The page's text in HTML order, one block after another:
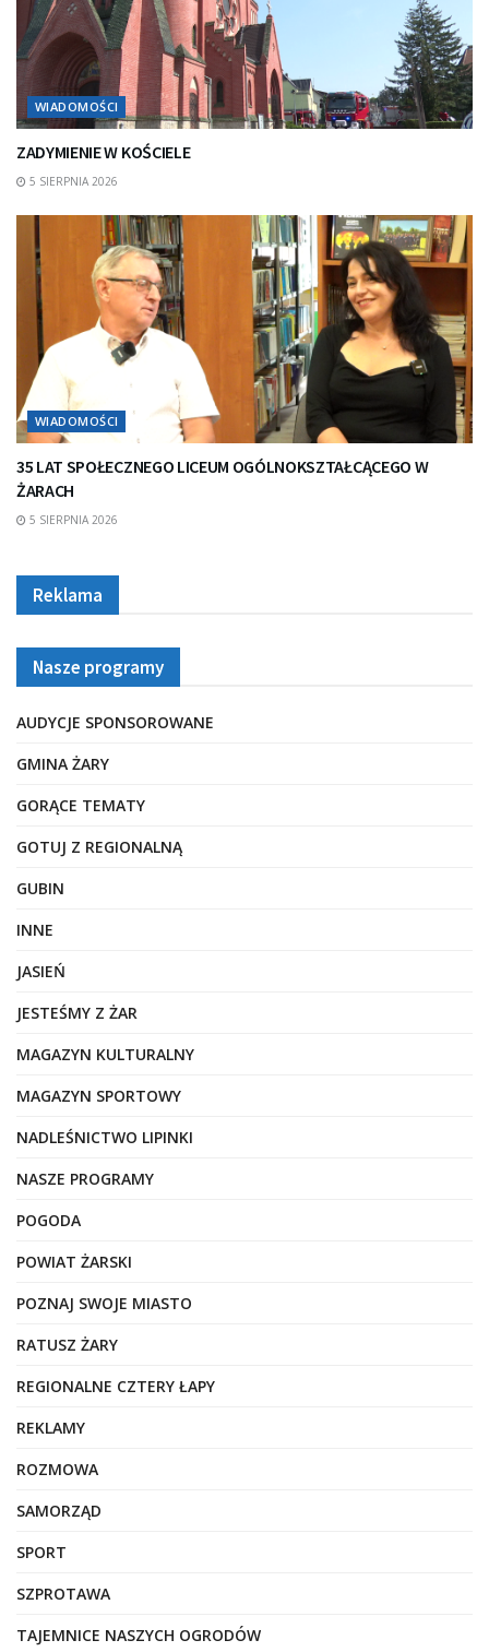
WIADOMOŚCI
ZADYMIENIE W KOŚCIELE
5 SIERPNIA 2026
WIADOMOŚCI
35 LAT SPOŁECZNEGO LICEUM OGÓLNOKSZTAŁCĄCEGO W
ŻARACH
5 SIERPNIA 2026
Reklama
Nasze programy
AUDYCJE SPONSOROWANE
GMINA ŻARY
GORĄCE TEMATY
GOTUJ Z REGIONALNĄ
GUBIN
INNE
JASIEŃ
JESTEŚMY Z ŻAR
MAGAZYN KULTURALNY
MAGAZYN SPORTOWY
NADLEŚNICTWO LIPINKI
NASZE PROGRAMY
POGODA
POWIAT ŻARSKI
POZNAJ SWOJE MIASTO
RATUSZ ŻARY
REGIONALNE CZTERY ŁAPY
REKLAMY
ROZMOWA
SAMORZĄD
SPORT
SZPROTAWA
TAJEMNICE NASZYCH OGRODÓW